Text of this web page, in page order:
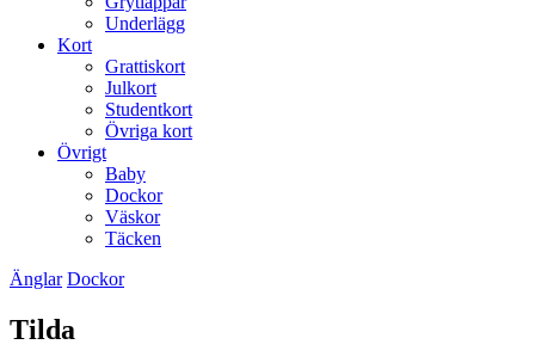
Underlägg
Kort
Grattiskort
Julkort
Studentkort
Övriga kort
Övrigt
Baby
Dockor
Väskor
Täcken
Änglar Dockor
Tilda